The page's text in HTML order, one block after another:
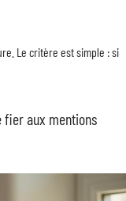
Le critère est simple : si
fier aux mentions